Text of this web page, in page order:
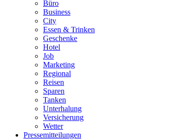
Büro
Business
City
Essen & Trinken
Geschenke
Hotel
Job
Marketing
Regional
Reisen
Sparen
Tanken
Unterhalung
Versicherung
Wetter
Pressemitteilungen